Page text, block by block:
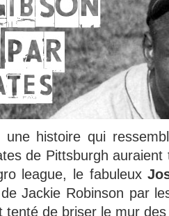
une histoire qui
de Pittsburgh
league, le fabuleux
Jackie Robinson par
tenté de briser le mur